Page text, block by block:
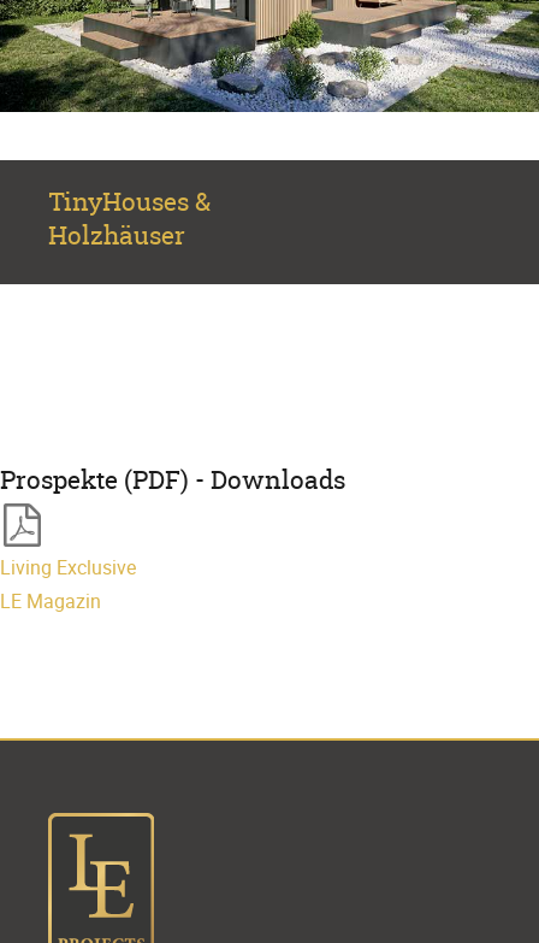
TinyHouses &
Holzhäuser
Prospekte (PDF) - Downloads
Living Exclusive
LE Magazin